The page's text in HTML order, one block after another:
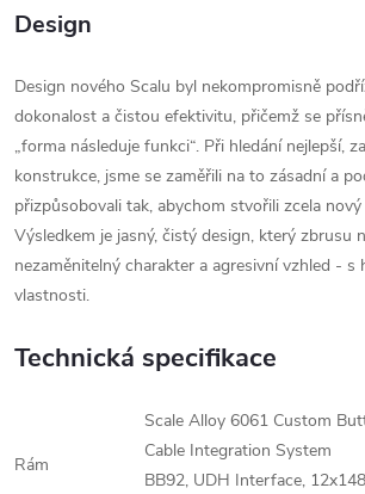
Design
Design nového Scalu byl nekompromisně
dokonalost a čistou efektivitu, přičemž se
„forma následuje funkci“. Při hledání nejlepší,
konstrukce, jsme se zaměřili na to zásadní a
přizpůsobovali tak, abychom stvořili zcela
Výsledkem je jasný, čistý design, který zbrusu
nezaměnitelný charakter a agresivní vzhled - s
vlastnosti.
Technická specifikace
Rám
Scale Alloy 6061 Custom
Cable Integration System
BB92, UDH Interface,